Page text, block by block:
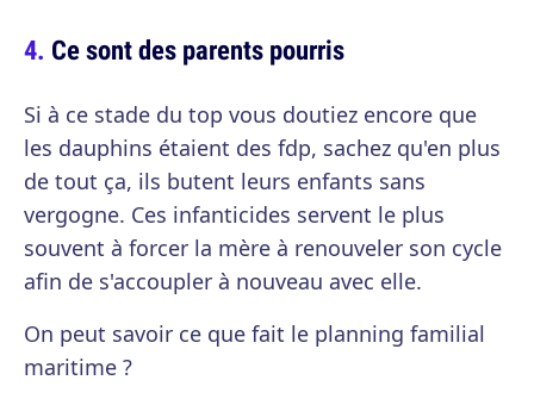
Ce sont des parents pourris
Si à ce stade du top vous doutiez encore que
les dauphins étaient des fdp, sachez qu'en plus
de tout ça, ils butent leurs enfants sans
vergogne. Ces infanticides servent le plus
souvent à forcer la mère à renouveler son cycle
afin de s'accoupler à nouveau avec elle.
On peut savoir ce que fait le planning familial
maritime ?